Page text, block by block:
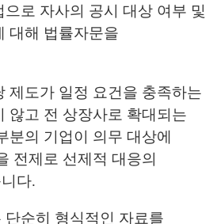
로 자사의 공시 대상 여부 및
대해 법률자문을
제도가 일정 요건을 충족하는
않고 전 상장사로 확대되는
분의 기업이 의무 대상에
전제로 선제적 대응의
다.
순히 형식적인 자료를